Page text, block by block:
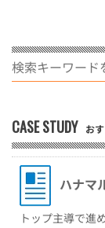
CASE STUDY お
ハナマ
トップ主導で進